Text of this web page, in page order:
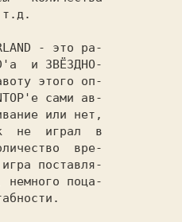
т.д.
- это ра-
и ЗВЁЗДНО-
этого оп-
сами ав-
или нет,
не
играл  в
вре-
поставля-
немного поца-